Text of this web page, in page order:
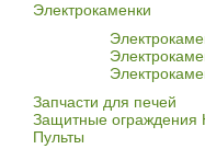
Электрокаменки
Запчасти для печей
Защитные ограждения
Пульты